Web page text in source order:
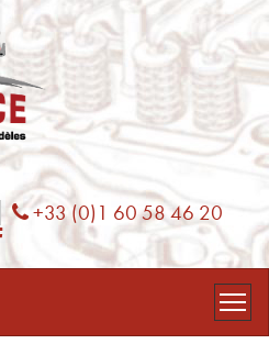
Phone
+33 (0)1 60 58 46 20
Facebook